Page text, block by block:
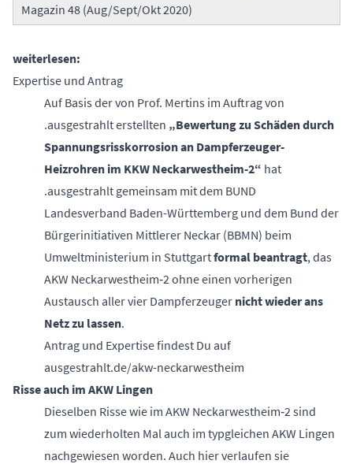
Magazin 48 (Aug/Sept/Okt 2020)
weiterlesen:
Expertise und Antrag
Auf Basis der von Prof. Mertins im Auftrag von
.ausgestrahlt erstellten „Bewertung zu Schäden durch
Spannungsrisskorrosion an Dampferzeuger-
Heizrohren im KKW Neckarwestheim‑2“ hat
.ausgestrahlt gemeinsam mit dem BUND
Landesverband Baden-Württemberg und dem Bund der
Bürgerinitiativen Mittlerer Neckar (BBMN) beim
Umweltministerium in Stuttgartformal beantragt, das
AKW Neckarwestheim‑2 ohne einen vorherigen
Austausch aller vier Dampferzeuger nicht wieder ans
Netz zu lassen.
Antrag und Expertise findest Du auf
ausgestrahlt.de/akw-neckarwestheim
Risse auch im AKW Lingen
Dieselben Risse wie im AKW Neckarwestheim‑2 sind
zum wiederholten Mal auch im typgleichen AKW Lingen
nachgewiesen worden. Auch hier verlaufen sie